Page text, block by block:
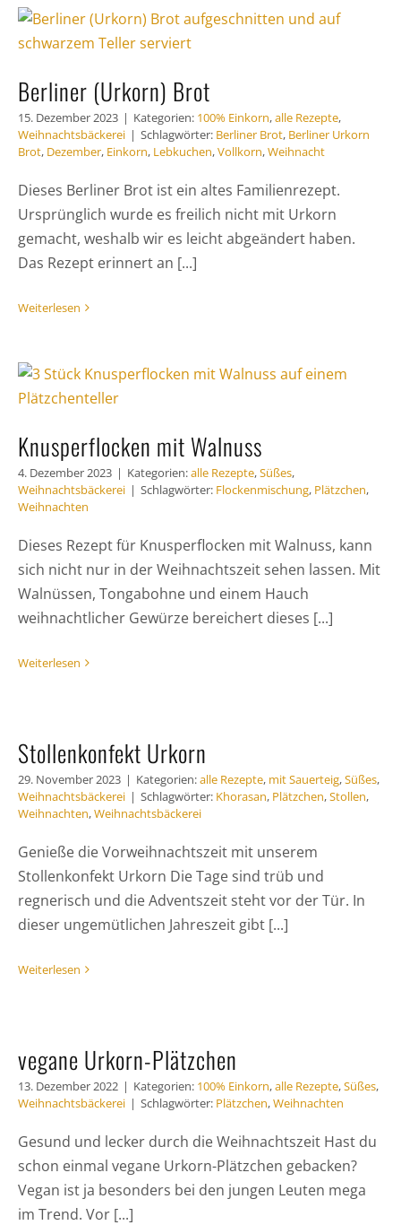
Berliner (Urkorn) Brot
15. Dezember 2023 | Kategorien: 100% Einkorn,alle Rezepte,
Weihnachtsbäckerei | Schlagwörter: Berliner Brot, Berliner Urkorn
Brot, Dezember, Einkorn, Lebkuchen,Vollkorn,Weihnacht
Dieses Berliner Brot ist ein altes Familienrezept.
Ursprünglich wurde es freilich nicht mit Urkorn
gemacht, weshalb wir es leicht abgeändert haben.
Das Rezept erinnert an [...]
Weiterlesen
Knusperflocken mit Walnuss
4. Dezember 2023 | Kategorien:alle Rezepte,Süßes,
Weihnachtsbäckerei | Schlagwörter: Flockenmischung, Plätzchen,
Weihnachten
Dieses Rezept für Knusperflocken mit Walnuss, kann
sich nicht nur in der Weihnachtszeit sehen lassen. Mit
Walnüssen, Tongabohne und einem Hauch
weihnachtlicher Gewürze bereichert dieses [...]
Weiterlesen
Stollenkonfekt Urkorn
29. November 2023 | Kategorien:alle Rezepte, mit Sauerteig,Süßes,
Weihnachtsbäckerei | Schlagwörter: Khorasan, Plätzchen,Stollen,
Weihnachten,Weihnachtsbäckerei
Genieße die Vorweihnachtszeit mit unserem
Stollenkonfekt Urkorn Die Tage sind trüb und
regnerisch und die Adventszeit steht vor der Tür. In
dieser ungemütlichen Jahreszeit gibt [...]
Weiterlesen
vegane Urkorn-Plätzchen
13. Dezember 2022 | Kategorien: 100% Einkorn,alle Rezepte,Süßes,
Weihnachtsbäckerei | Schlagwörter: Plätzchen,Weihnachten
Gesund und lecker durch die Weihnachtszeit Hast du
schon einmal vegane Urkorn-Plätzchen gebacken?
Vegan ist ja besonders bei den jungen Leuten mega
im Trend. Vor [...]